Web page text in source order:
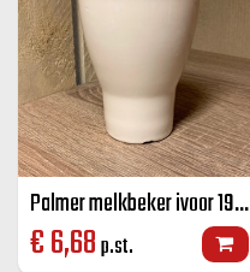
Palmer melkbeker ivoor 19 cl
€6,68p.st.